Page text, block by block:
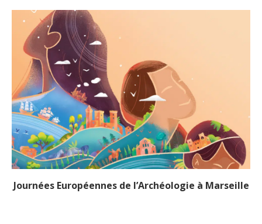
Journées Européennes de l’Archéologie à Marseille